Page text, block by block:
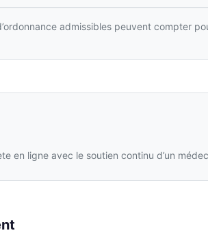
admissibles peuvent compter
en ligne avec le soutien continu d’un